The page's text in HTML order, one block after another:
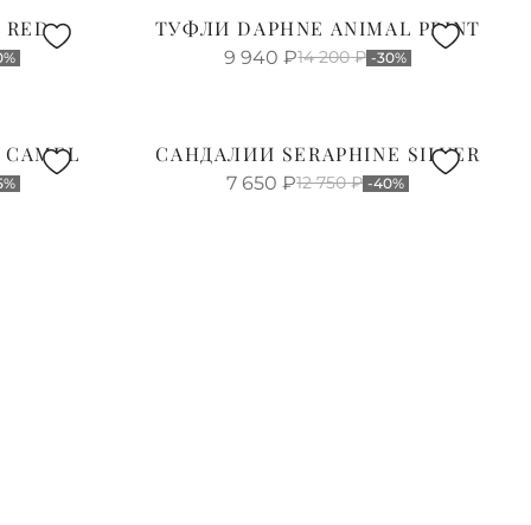
ТУФЛИ DAPHNE ANIMAL PRINT
9 940 ₽14 200 ₽ -30%
САНДАЛИИ SERAPHINE SILVER
7 650 ₽12 750 ₽ -40%